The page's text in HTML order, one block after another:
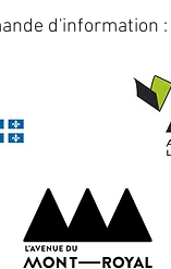
d'information :